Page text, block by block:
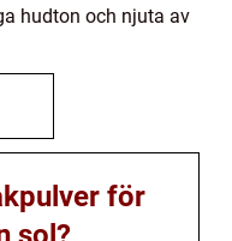
hudton och njuta av
för